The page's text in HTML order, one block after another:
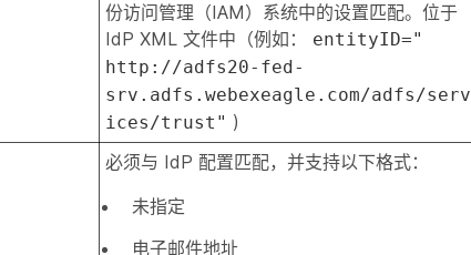
份访问管理（IAM）系统中的设置匹配。位于
IdP XML 文件中（例如：
entityID="
http://adfs20-fed-
srv.adfs.webexeagle.com/adfs/serv
ices/trust" )
必须与 IdP 配置匹配，并支持以下格式：
未指定
电子邮件地址